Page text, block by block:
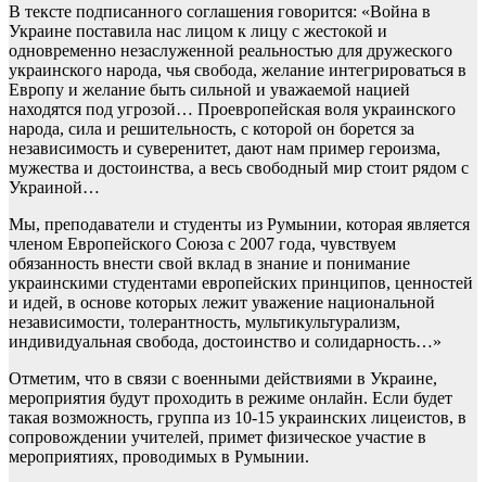
В тексте подписанного соглашения говорится: «Война в
Украине поставила нас лицом к лицу с жестокой и
одновременно незаслуженной реальностью для дружеского
украинского народа, чья свобода, желание интегрироваться в
Европу и желание быть сильной и уважаемой нацией
находятся под угрозой… Проевропейская воля украинского
народа, сила и решительность, с которой он борется за
независимость и суверенитет, дают нам пример героизма,
мужества и достоинства, а весь свободный мир стоит рядом с
Украиной…
Мы, преподаватели и студенты из Румынии, которая является
членом Европейского Союза с 2007 года, чувствуем
обязанность внести свой вклад в знание и понимание
украинскими студентами европейских принципов, ценностей
и идей, в основе которых лежит уважение национальной
независимости, толерантность, мультикультурализм,
индивидуальная свобода, достоинство и солидарность…»
Отметим, что в связи с военными действиями в Украине,
мероприятия будут проходить в режиме онлайн. Если будет
такая возможность, группа из 10-15 украинских лицеистов, в
сопровождении учителей, примет физическое участие в
мероприятиях, проводимых в Румынии.